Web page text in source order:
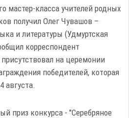
мастер-класса учителей родных
получил Олег Чувашов –
и литературы (Удмуртская
корреспондент
на церемонии
победителей, которая
августа.
приз конкурса - "Серебряное